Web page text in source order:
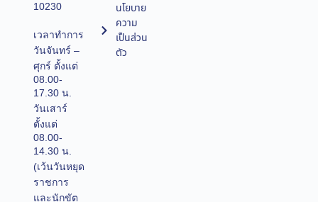
10230
เวลาทำการ
วันจันทร์ –
ศุกร์ ตั้งแต่
08.00-
17.30 น.
วันเสาร์
ตั้งแต่
08.00-
14.30 น.
(เว้นวันหยุด
ราชการ
และนักขัต
นโยบาย
ความ
เป็นส่วน
ตัว